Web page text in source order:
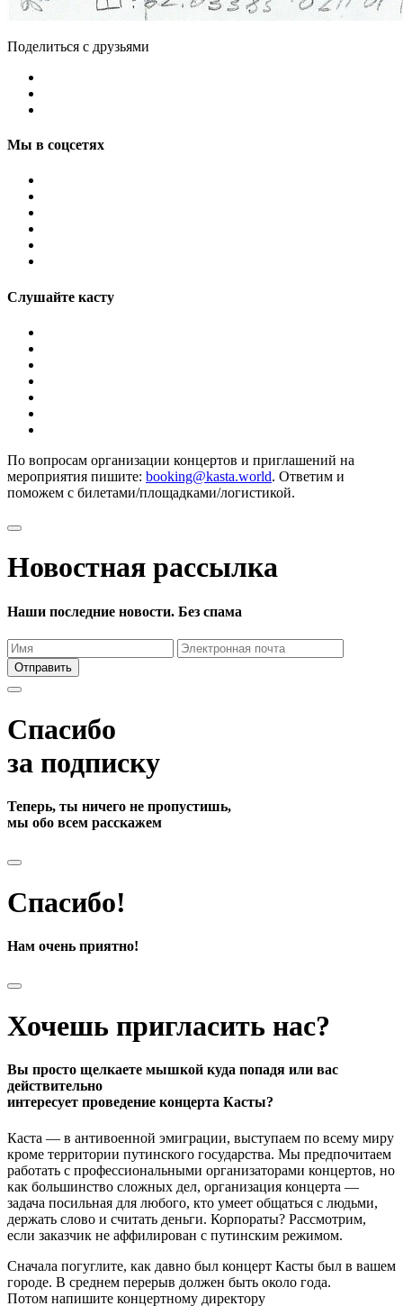
Поделиться с друзьями
Мы в соцсетях
Слушайте касту
По вопросам организации концертов и приглашений на
мероприятия пишите: booking@kasta.world. Ответим и
поможем с билетами/площадками/логистикой.
Новостная рассылка
Наши последние новости. Без спама
Отправить
Спасибо
за подписку
Теперь, ты ничего не пропустишь,
мы обо всем расскажем
Спасибо!
Нам очень приятно!
Хочешь пригласить нас?
Вы просто щелкаете мышкой куда попадя или вас
действительно
интересует проведение концерта Касты?
Каста — в антивоенной эмиграции, выступаем по всему миру
кроме территории путинского государства. Мы предпочитаем
работать с профессиональными организаторами концертов, но
как большинство сложных дел, организация концерта —
задача посильная для любого, кто умеет общаться с людьми,
держать слово и считать деньги. Корпораты? Рассмотрим,
если заказчик не аффилирован с путинским режимом.
Сначала погуглите, как давно был концерт Касты был в вашем
городе. В среднем перерыв должен быть около года.
Потом напишите концертному директору